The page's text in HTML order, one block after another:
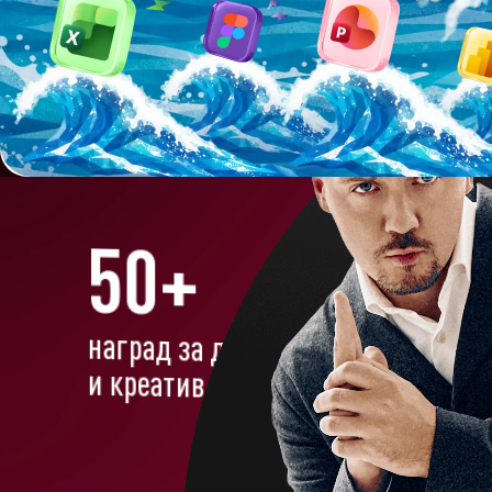
Автор идеи, генеральный
директор, сооснователь
50+
наград за дизайн
и креатив